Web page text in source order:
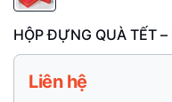
HỘP ĐỰNG QUÀ TẾT –
Liên hệ